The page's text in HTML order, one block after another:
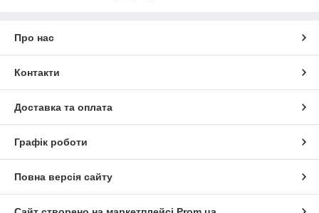
Про нас
Контакти
Доставка та оплата
Графік роботи
Повна версія сайту